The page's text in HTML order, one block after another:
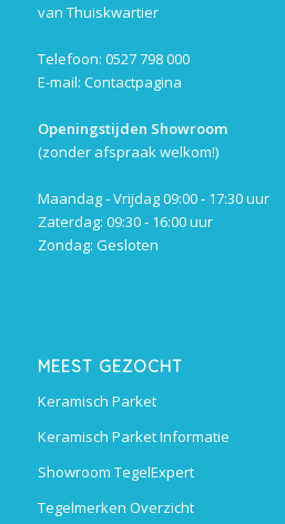
van Thuiskwartier
Telefoon: 0527 798 000
E-mail: Contactpagina
Openingstijden Showroom
(zonder afspraak welkom!)
Maandag - Vrijdag 09:00 - 17:30 uur
Zaterdag: 09:30 - 16:00 uur
Zondag: Gesloten
MEEST GEZOCHT
Keramisch Parket
Keramisch Parket Informatie
Showroom TegelExpert
Tegelmerken Overzicht